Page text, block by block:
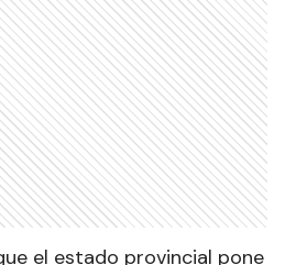
el estado provincial pone